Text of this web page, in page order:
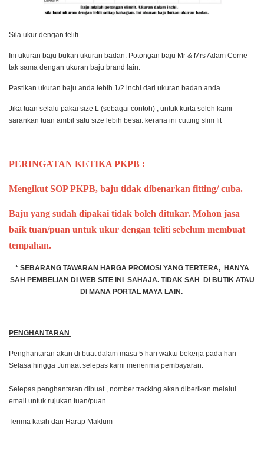
Sila ukur dengan teliti.
Ini ukuran baju bukan ukuran badan. Potongan baju Mr & Mrs Adam Corrie
tak sama dengan ukuran baju brand lain.
Pastikan ukuran baju anda lebih 1/2 inchi dari ukuran badan anda.
Jika tuan selalu pakai size L (sebagai contoh) , untuk kurta soleh kami
sarankan tuan ambil satu size lebih besar. kerana ini cutting slim fit
PERINGATAN KETIKA PKPB :
Mengikut SOP PKPB, baju tidak dibenarkan fitting/ cuba.
Baju yang sudah dipakai tidak boleh ditukar. Mohon jasa
baik tuan/puan untuk ukur dengan teliti sebelum membuat
tempahan.
* SEBARANG TAWARAN HARGA PROMOSI YANG TERTERA, HANYA
SAH PEMBELIAN DI WEB SITE INI SAHAJA. TIDAK SAH DI BUTIK ATAU
DI MANA PORTAL MAYA LAIN.
PENGHANTARAN
Penghantaran akan di buat dalam masa 5 hari waktu bekerja pada hari
Selasa hingga Jumaat selepas kami menerima pembayaran.
Selepas penghantaran dibuat , nomber tracking akan diberikan melalui
email untuk rujukan tuan/puan.
Terima kasih dan Harap Maklum